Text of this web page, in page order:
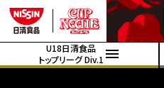
U18日清食品
トップリーグ Div.1